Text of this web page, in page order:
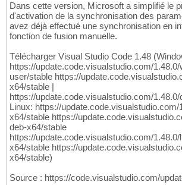
Dans cette version, Microsoft a simplifié le
d'activation de la synchronisation des
avez déjà effectué une synchronisation en
fonction de fusion manuelle.
Télécharger Visual Studio Code 1.48
https://update.code.visualstudio.com/
user/stable https://
x64/stable |
https://update.code.visualstudio.com/
Linux: https://
x64/stable https://
deb-x64/stable
https://update.code.visualstudio.com/
x64/stable https://
x64/stable)
Source : https://code.visualstudio.com/